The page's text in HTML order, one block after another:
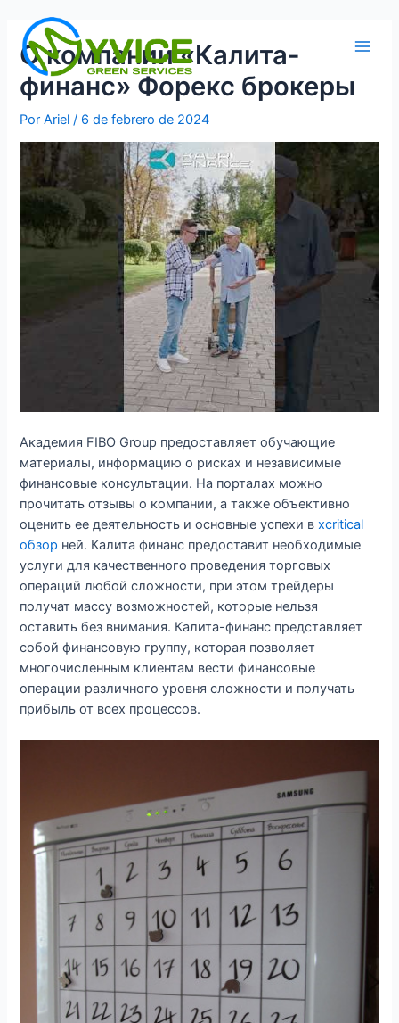
contenido
О компании «Калита-
финанс» Форекс брокеры
PorAriel/ 6 de febrero de 2024
Академия FIBO Group предоставляет обучающие
материалы, информацию о рисках и независимые
финансовые консультации. На порталах можно
прочитать отзывы о компании, а также объективно
оценить ее деятельность и основные успехи вxcritical
обзор ней. Калита финанс предоставит необходимые
услуги для качественного проведения торговых
операций любой сложности, при этом трейдеры
получат массу возможностей, которые нельзя
оставить без внимания. Калита-финанс представляет
собой финансовую группу, которая позволяет
многочисленным клиентам вести финансовые
операции различного уровня сложности и получать
прибыль от всех процессов.